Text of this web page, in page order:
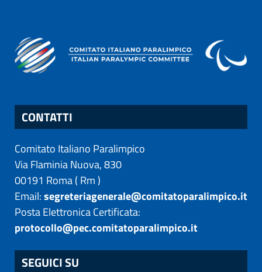
CONTATTI
Comitato Italiano Paralimpico
Via Flaminia Nuova, 830
00191 Roma( Rm)
Email:segreteriagenerale@comitatoparalimpico.it
Posta Elettronica Certificata:
protocollo@pec.comitatoparalimpico.it
SEGUICI SU